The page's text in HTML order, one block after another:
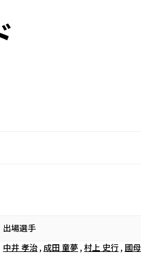
出場選手
中井 孝治 , 成田 童夢 , 村上 史行 , 國